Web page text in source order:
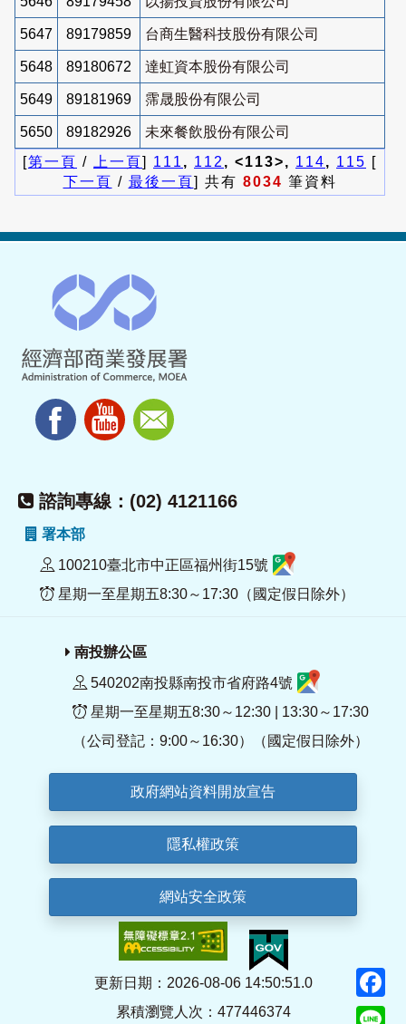
5647 89179859 台商生醫科技股份有限公司
5648 89180672 達虹資本股份有限公司
5649 89181969 霈晟股份有限公司
5650 89182926
未來餐飲股份有限公司
[第一頁 / 上一頁] 111 , 112 , <113>, 114, 115 [
下一頁 / 最後一頁] 共有 8034 筆資料
諮詢專線：(02) 4121166
署本部
100210臺北市中正區福州街15號
星期一至星期五8:30～17:30（國定假日除外）
南投辦公區
540202南投縣南投市省府路4號
星期一至星期五8:30～12:30 | 13:30～17:30
（公司登記：9:00～16:30）（國定假日除外）
政府網站資料開放宣告
隱私權政策
網站安全政策
更新日期：2026-08-06 14:50:51.0
累積瀏覽人次：477446374